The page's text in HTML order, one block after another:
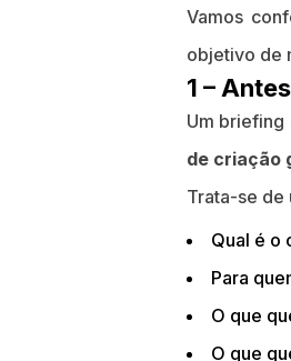
Vamos
objetivo de
1 –
Um
de criação
Trata-se de
Qual é o
Para
O que
O que